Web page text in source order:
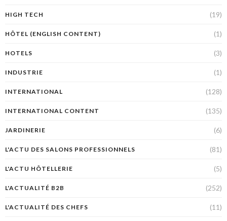
HIGH TECH (19)
HÔTEL (ENGLISH CONTENT) (1)
HOTELS (3)
INDUSTRIE (1)
INTERNATIONAL (128)
INTERNATIONAL CONTENT (135)
JARDINERIE (6)
L'ACTU DES SALONS PROFESSIONNELS (81)
L'ACTU HÔTELLERIE (5)
L'ACTUALITÉ B2B (252)
L'ACTUALITÉ DES CHEFS (11)